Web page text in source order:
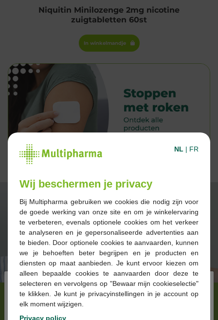
Niquitin Minilozenge 2mg nicotine
zuigtabletten 60st
Wil je stoppen met
×
NL | FR
Wij beschermen je privacy
Bij Multipharma gebruiken we cookies die nodig zijn voor
de goede werking van onze site en om je winkelervaring
te verbeteren, evenals optionele cookies om het verkeer
te analyseren en je gepersonaliseerde advertenties aan
te bieden. Door optionele cookies te aanvaarden, kunnen
we je behoeften beter begrijpen en je producten en
diensten op maat aanbieden. Je kunt ervoor kiezen om
alleen bepaalde cookies te aanvaarden door deze te
selecteren en vervolgens op "Bewaar mijn cookieselectie"
te klikken. Je kunt je privacyinstellingen in je account op
elk moment wijzigen.
Privacy policy